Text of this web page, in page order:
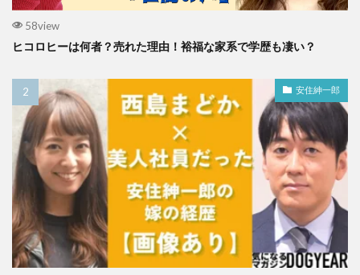
58view
ヒコロヒーは何者？売れた理由！裕福な家系で学歴も凄い？
安住紳一郎